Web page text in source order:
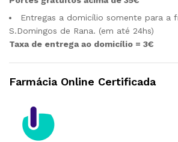
Entregas a domicílio somente para a
S.Domingos de Rana. (em até 24hs)
Taxa de entrega ao domicílio = 3€
Farmácia Online Certificada